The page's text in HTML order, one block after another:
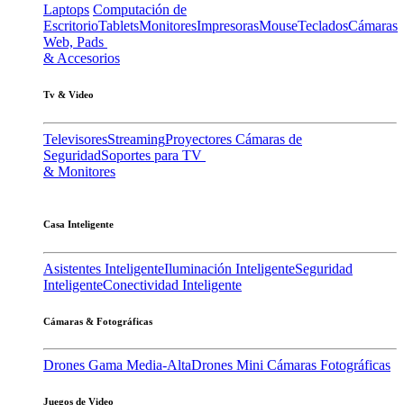
Laptops Computación de
EscritorioTabletsMonitoresImpresorasMouseTecladosCámaras
Web, Pads
& Accesorios
Tv & Video
TelevisoresStreamingProyectores Cámaras de
SeguridadSoportes para TV
& Monitores
Casa Inteligente
Asistentes InteligenteIluminación InteligenteSeguridad
InteligenteConectividad Inteligente
Cámaras & Fotográficas
Drones Gama Media-AltaDrones Mini Cámaras Fotográficas
Juegos de Video